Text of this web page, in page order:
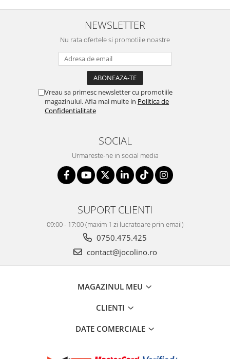
NEWSLETTER
Nu rata ofertele si promotiile noastre
Vreau sa primesc newsletter cu promotiile
magazinului. Afla mai multe in Politica de
Confidentialitate
SOCIAL
Urmareste-ne in social media
SUPORT CLIENTI
09:00 - 17:00 (maxim 1 zi lucratoare prin email)
0750.475.425
contact@jocolino.ro
MAGAZINUL MEU
CLIENTI
DATE COMERCIALE